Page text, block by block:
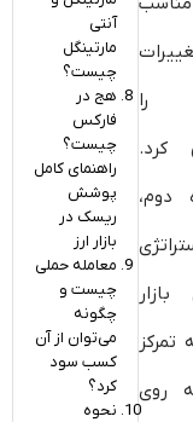
را
کرد.
دوم،
بازار
روی
آنتی
مارتینگل
چیست؟
هج در
فارکس
چیست؟
راهنمای کامل
پوشش
ریسک در
بازار ارز
معامله حملی
چیست و
چگونه
می‌توان از آن
کسب سود
کرد؟
نحوه